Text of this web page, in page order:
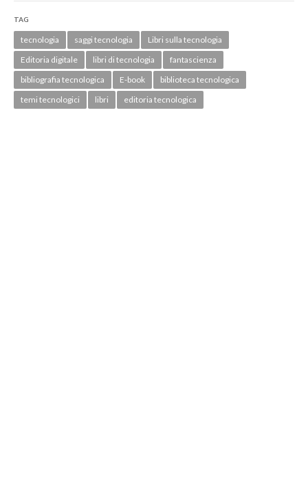
TAG
tecnologia saggi tecnologia
Libri sulla tecnologia
Editoria digitale
libri di tecnologia
fantascienza
bibliografia tecnologica
E-book
biblioteca tecnologica
temi tecnologici
libri editoria tecnologica